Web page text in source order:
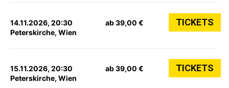
14.11.2026, 20:30
Peterskirche, Wien
ab 39,00 € TICKETS
15.11.2026, 20:30
Peterskirche, Wien
ab 39,00 € TICKETS